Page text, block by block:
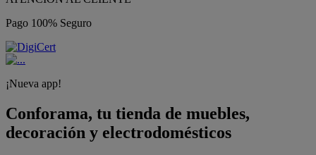
Pago 100% Seguro
¡Nueva app!
Conforama, tu tienda de muebles,
decoración y electrodomésticos